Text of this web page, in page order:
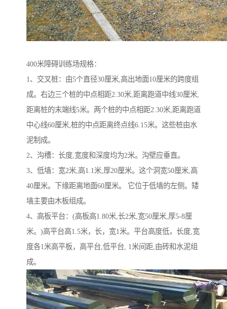
400米障碍训练场规格：
1、交叉桩：由5个直径30厘米,高出地面10厘米的跨度组
成。右边三个桩的中点相距2.30米,距离跑道中线30厘米,
距离桩的末端线5米。两个桩的中点相距2.30米,距离跑道
中心线60厘米,桩的中点距离终点线6.15米。这些桩由水
泥制成。
2、沟槽：长度,宽度和深度均为2米。沟壁应垂直。
3、低墙：宽2米,高1.1米,厚20厘米。这个洞宽50厘米,高
40厘米。下缘距离地面60厘米。 它位于低墙的左侧。矮
墙主要由木板组成。
4、高板平台：(高板高1.80米,长2米,宽50厘米,厚5-8厘
米。)高平台高1.5米，长，宽1米。平台高度低，长度,宽
度各1米高平板，高平台,低平台, 1米间距,由砖和水泥组
成。